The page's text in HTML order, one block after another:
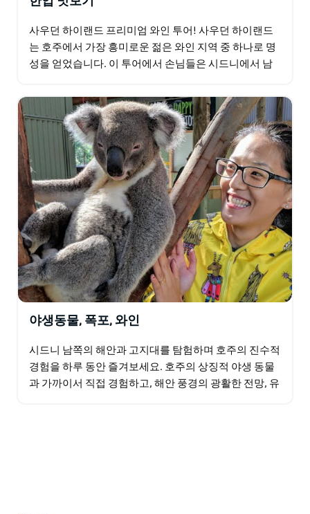
사우던 하이랜드 프리미엄 와인 투어! 사우던 하이랜드
는 호주에서 가장 흥미로운 젊은 와인 지역 중 하나로 명
성을 얻었습니다. 이 투어에서 손님들은 시드니에서 남
인을…
야생동물, 폭포, 와인
시드니 남쪽의 해안과 고지대를 탐험하며 호주의 진수적
경험을 하루 동안 즐겨보세요. 호주의 상징적 야생 동물
과 가까이서 직접 경험하고, 해안 풍경의 광활한 전망, 유